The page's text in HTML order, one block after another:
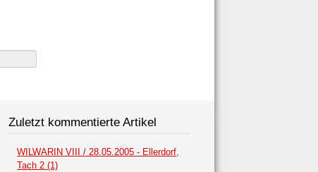
Zuletzt kommentierte Artikel
WILWARIN VIII / 28.05.2005 - Ellerdorf,
Tach 2 (1)